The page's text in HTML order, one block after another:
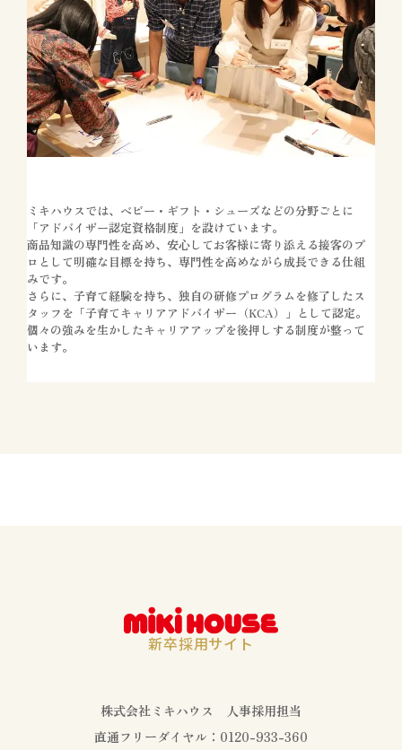
ミキハウスでは、ベビー・ギフト・シューズなどの分野ごとに
「アドバイザー認定資格制度」を設けています。
商品知識の専門性を高め、安心してお客様に寄り添える接客のプ
ロとして明確な目標を持ち、専門性を高めながら成長できる仕組
みです。
さらに、子育て経験を持ち、独自の研修プログラムを修了したス
タッフを「子育てキャリアアドバイザー（KCA）」として認定。
個々の強みを生かしたキャリアアップを後押しする制度が整って
います。
新卒採用サイト
株式会社ミキハウス 人事採用担当
直通フリーダイヤル： 0120-933-360